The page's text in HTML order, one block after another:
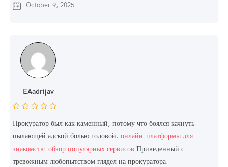
October 9, 2025
EAadrijav
Прокуратор был как каменный, потому что боялся качнуть
пылающей адской болью головой. онлайн-платформы для
знакомств: обзор популярных сервисов Приведенный с
тревожным любопытством глядел на прокуратора.